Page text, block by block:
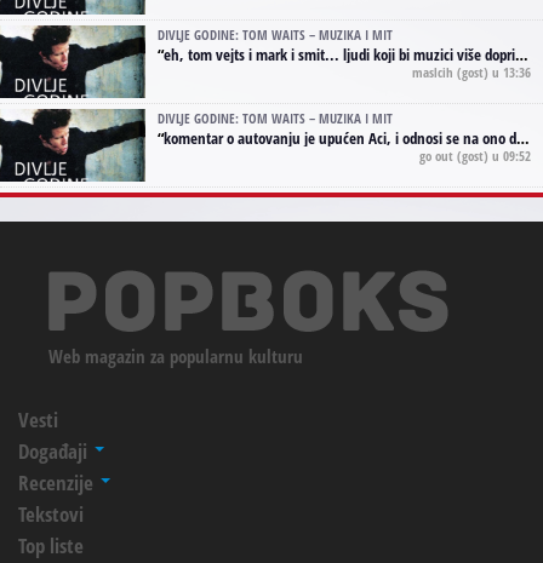
DIVLJE GODINE: TOM WAITS – MUZIKA I MIT
“eh, tom vejts i mark i smit... ljudi koji bi muzici više doprineli da su radili kao vozači tramvaja u gsp-u.
maslcih (gost) u 13:36
DIVLJE GODINE: TOM WAITS – MUZIKA I MIT
“komentar o autovanju je upućen Aci, i odnosi se na ono drugo autovanje...'senzualnost Waitsa' ;)
go out (gost) u 09:52
Web magazin za popularnu kulturu
Vesti
Događaji
Recenzije
Tekstovi
Top liste